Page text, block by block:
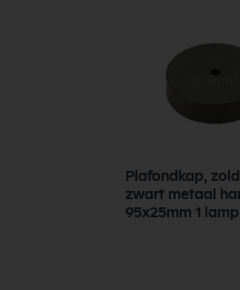
Plafondkap,
zwart metaal
95x25mm 1 lamp